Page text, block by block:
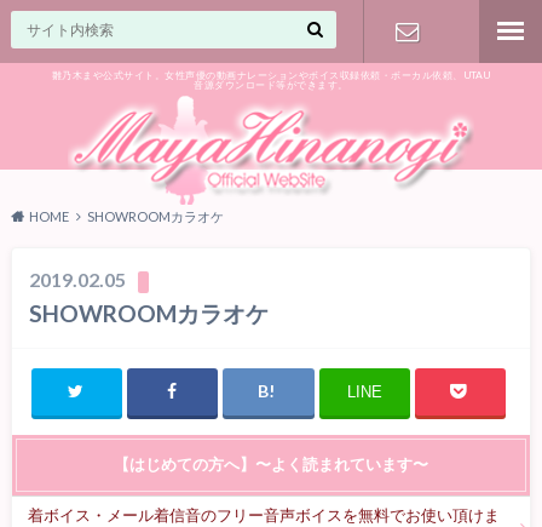
雛乃木まや公式サイト。女性声優の動画ナレーションやボイス収録依頼・ボーカル依頼、UTAU
音源ダウンロード等ができます。
気軽に♪
HOME SHOWROOMカラオケ
2019.02.05
SHOWROOMカラオケ
LINE
【はじめての方へ】〜よく読まれています〜
着ボイス・メール着信音のフリー音声ボイスを無料でお使い頂けま